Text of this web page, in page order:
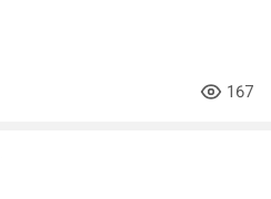
167